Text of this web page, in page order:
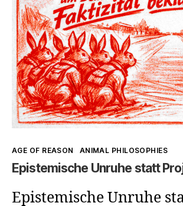
und
Kategorien
AGE OF REASON ANIMAL PHILOSOPHIES
Epistemische Unruhe statt
Epistemische Unruhe